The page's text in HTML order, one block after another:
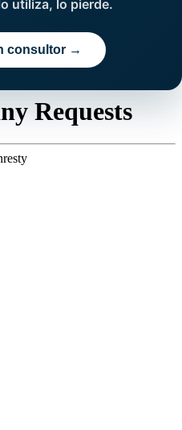
utiliza, lo pierde.
consultor →